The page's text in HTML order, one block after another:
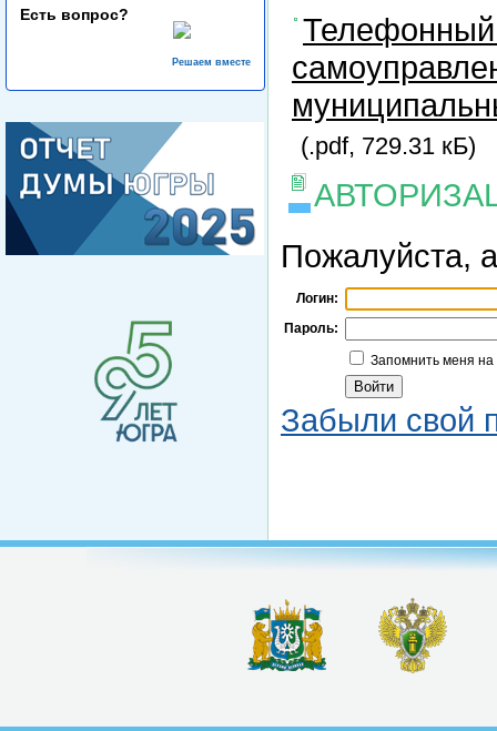
Есть вопрос?
Решаем вместе
Телефонный
(.pdf, 729.31 кБ)
Пожалуйста,
Логин:
Пароль:
Запомнить меня
Забыли свой